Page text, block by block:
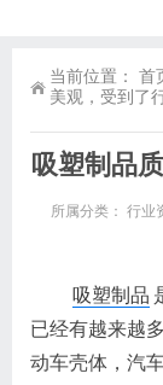
当前位置： 首
美观，受到了
吸塑制品
所属分类： 行业
吸塑制品
已经有越来越
动车壳体，汽